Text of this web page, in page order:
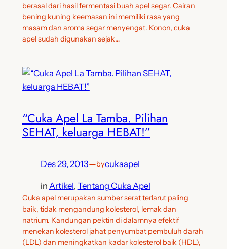
berasal dari hasil fermentasi buah apel segar. Cairan
bening kuning keemasan ini memiliki rasa yang
masam dan aroma segar menyengat. Konon, cuka
apel sudah digunakan sejak…
“Cuka Apel La Tamba. Pilihan
SEHAT, keluarga HEBAT!”
Des 29, 2013—bycukaapel
in Artikel, Tentang Cuka Apel
Cuka apel merupakan sumber serat terlarut paling
baik, tidak mengandung kolesterol, lemak dan
natrium. Kandungan pektin di dalamnya efektif
menekan kolesterol jahat penyumbat pembuluh darah
(LDL) dan meningkatkan kadar kolesterol baik (HDL),